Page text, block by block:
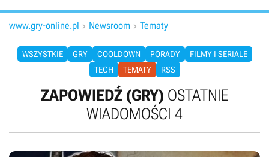
www.gry-online.pl  Newsroom  Tematy
WSZYSTKIE GRY COOLDOWN PORADY
FILMY I SERIALE
TECH
TEMATY RSS
ZAPOWIEDŹ (GRY) OSTATNIE
WIADOMOŚCI 4